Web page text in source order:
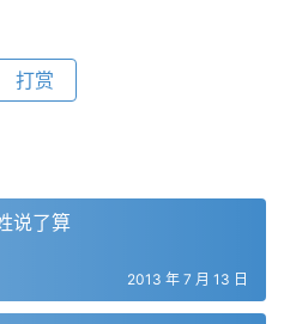
打赏
说了算
2013 年 7 月 13 日